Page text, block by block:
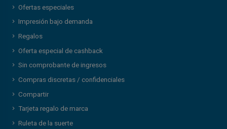
Ofertas especiales
Impresión bajo demanda
Regalos
Oferta especial de cashback
Sin comprobante de ingresos
Compras discretas / confidenciales
Compartir
Tarjeta regalo de marca
Ruleta de la suerte